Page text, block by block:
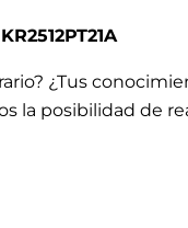
¿Tus
la posibilidad de